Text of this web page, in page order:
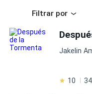
Filtrar por
Jakelin
10